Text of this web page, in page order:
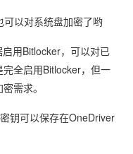
以对系统盘加密了哟
用Bitlocker，可以对已
全启用Bitlocker，但一
需求。
钥可以保存在OneDriver